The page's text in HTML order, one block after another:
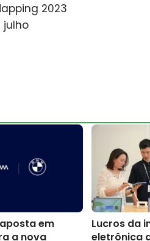
2023
julho
em
a nova
Lucros da
eletrônica